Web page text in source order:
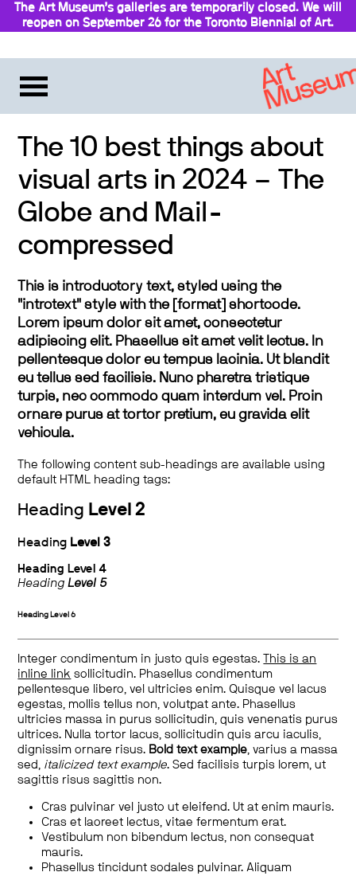
The Art Museum’s galleries are temporarily closed. We will
reopen on September 26 for the Toronto Biennial of Art.
The 10 best things about
visual arts in 2024 – The
Globe and Mail-
compressed
This is introductory text, styled using the
"introtext" style with the [format] shortcode.
Lorem ipsum dolor sit amet, consectetur
adipiscing elit. Phasellus sit amet velit lectus. In
pellentesque dolor eu tempus lacinia. Ut blandit
eu tellus sed facilisis. Nunc pharetra tristique
turpis, nec commodo quam interdum vel. Proin
ornare purus at tortor pretium, eu gravida elit
vehicula.
The following content sub-headings are available using
default HTML heading tags:
Heading Level 2
Heading Level 3
Heading Level 4
HeadingLevel 5
Heading Level 6
Integer condimentum in justo quis egestas.
This is an
inline link sollicitudin. Phasellus condimentum
pellentesque libero, vel ultricies enim. Quisque vel lacus
egestas, mollis tellus non, volutpat ante. Phasellus
ultricies massa in purus sollicitudin, quis venenatis purus
ultrices. Nulla tortor lacus, sollicitudin quis arcu iaculis,
dignissim ornare risus. Bold text example, varius a massa
sed, italicized text example. Sed facilisis turpis lorem, ut
sagittis risus sagittis non.
Cras pulvinar vel justo ut eleifend. Ut at enim mauris.
Cras et laoreet lectus, vitae fermentum erat.
Vestibulum non bibendum lectus, non consequat
mauris.
Phasellus tincidunt sodales pulvinar. Aliquam